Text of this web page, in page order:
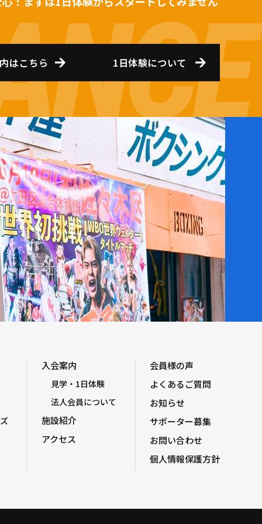
はこちら 1日体験について
入会案内
見学・1日体験
法人会員について
施設紹介
アクセス
会員様の声
よくあるご質問
お知らせ
サポーター募集
お問い合わせ
個人情報保護方針